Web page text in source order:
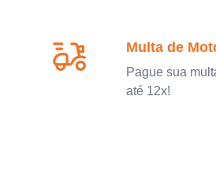
Multa de
Pague sua
até 12x!